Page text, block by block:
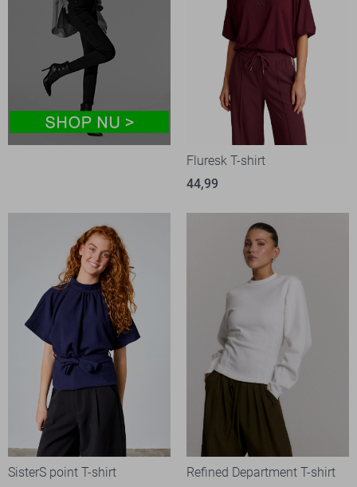
Fluresk T-shirt
44,99
SisterS point T-shirt
Refined Department T-shirt